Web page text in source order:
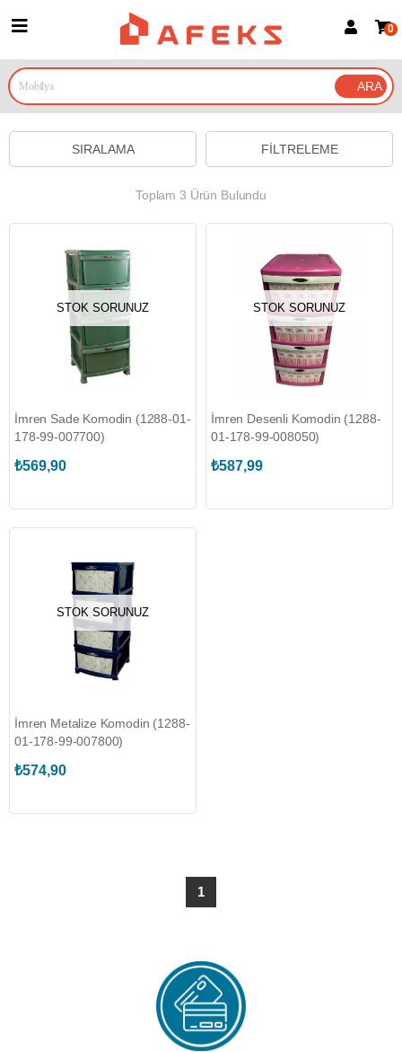
Google İle Bağlan
0
FILTRELEME
SIRALAMA
Toplam 3 Ürün Bulundu
STOK SORUNUZ
İmren Sade Komodin (1288-01-
178-99-007700)
₺569,90
STOK SORUNUZ
İmren Desenli Komodin (1288-
01-178-99-008050)
₺587,99
STOK SORUNUZ
İmren Metalize Komodin (1288-
01-178-99-007800)
₺574,90
1